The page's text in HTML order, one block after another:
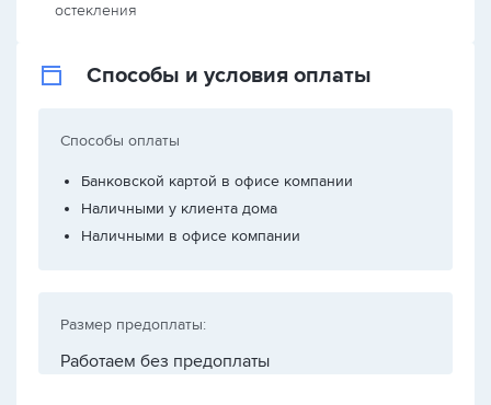
остекления
Способы и условия оплаты
Способы оплаты
Банковской картой в офисе компании
Наличными у клиента дома
Наличными в офисе компании
Размер предоплаты:
Работаем без предоплаты